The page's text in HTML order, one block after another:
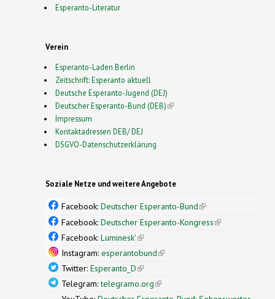
Esperanto-Literatur
Verein
Esperanto-Laden Berlin
Zeitschrift: Esperanto aktuell
Deutsche Esperanto-Jugend (DEJ)
Deutscher Esperanto-Bund (DEB)(link is external)
Impressum
Kontaktadressen DEB/ DEJ
DSGVO-Datenschutzerklärung
Soziale Netze und weitere Angebote
Facebook: Deutscher Esperanto-Bund(link is
external)
Facebook: Deutscher Esperanto-Kongress(link is
Facebook: Luminesk'(link is external)
Instagram: esperantobund(link is external)
Twitter: Esperanto_D(link is external)
Telegram:telegramo.org(link is external)